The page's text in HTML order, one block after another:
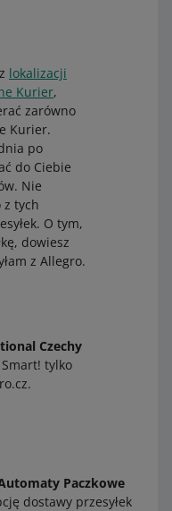
lokalizacji
Kurier,
zarówno
Kurier.
po
do Ciebie
Nie
z tych
O tym,
dowiesz
z Allegro.
Czechy
tylko
Paczkowe
dostawy przesyłek